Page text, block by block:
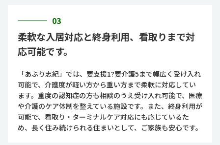
03
柔軟な入居対応と終身利用、看取りまで対
応可能です。
「あぷり志紀」では、要支援1?要介護5まで幅広く受け入れ
可能で、介護度が軽い方から重い方まで柔軟に対応してい
ます。重度の認知症の方も相談のうえ受け入れ可能で、医療
や介護のケア体制を整えている施設です。また、終身利用が
可能で、看取り・ターミナルケア対応にも応じているた
め、長く住み続けられる住まいとして、ご家族も安心です。